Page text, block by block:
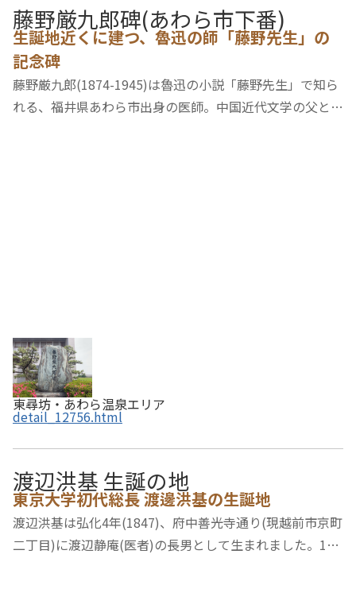
藤野厳九郎碑(あわら市下番)
生誕地近くに建つ、魯迅の師「藤野先生」の
記念碑
藤野厳九郎(1874-1945)は魯迅の小説「藤野先生」で知ら
れる、福井県あわら市出身の医師。中国近代文学の父と言
東尋坊・あわら温泉エリア
detail_12756.html
渡辺洪基 生誕の地
東京大学初代総長 渡邊洪基の生誕地
渡辺洪基は弘化4年(1847)、府中善光寺通り(現越前市京町
二丁目)に渡辺静庵(医者)の長男として生まれました。10